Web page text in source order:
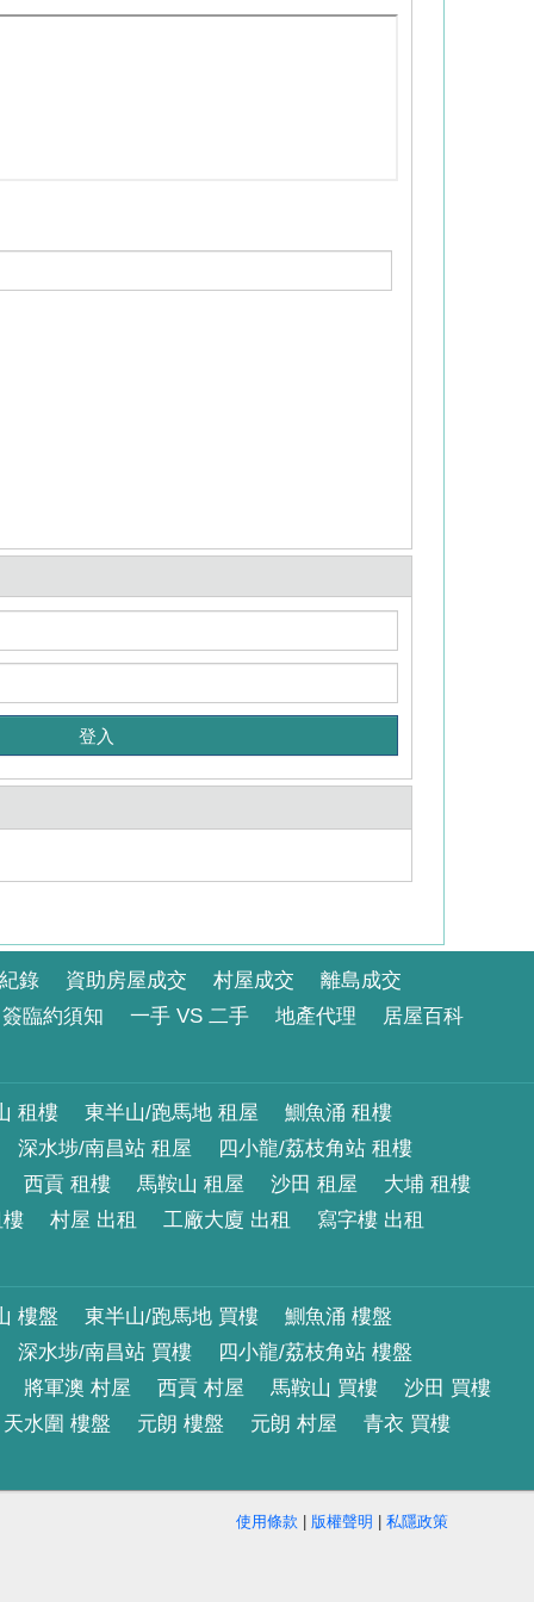
錄 資助房屋成交 村屋成交
離島成交
簽臨約須知 一手 VS 二手 地產代理
居屋百科
租樓 東半山/跑馬地 租屋
鰂魚涌 租樓
深水埗/南昌站 租屋
四小龍/荔枝角站 租樓
西貢 租樓 馬鞍山 租屋 沙田 租屋
大埔 租樓
村屋 出租 工廠大廈 出租
寫字樓 出租
樓盤 東半山/跑馬地 買樓
鰂魚涌 樓盤
深水埗/南昌站 買樓
四小龍/荔枝角站 樓盤
將軍澳 村屋 西貢 村屋 馬鞍山 買樓
沙田 買樓
天水圍 樓盤 元朗 樓盤 元朗 村屋
青衣 買樓
使用條款 | 版權聲明 | 私隱政策